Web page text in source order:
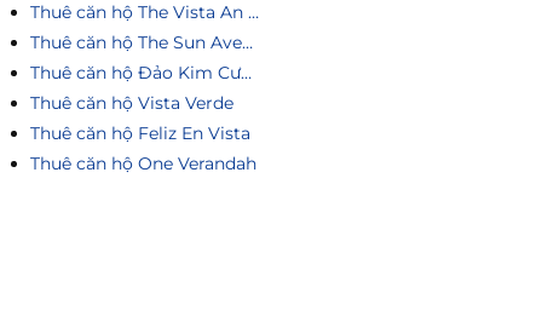
Thuê căn hộ The Vista An Phú
Thuê căn hộ The Sun Avenue
Thuê căn hộ Đảo Kim Cương
Thuê căn hộ Vista Verde
Thuê căn hộ Feliz En Vista
Thuê căn hộ One Verandah